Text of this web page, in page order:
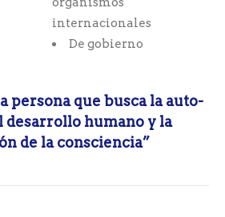
internacionales
De gobierno
persona que busca la auto-
desarrollo humano y la
de la consciencia”